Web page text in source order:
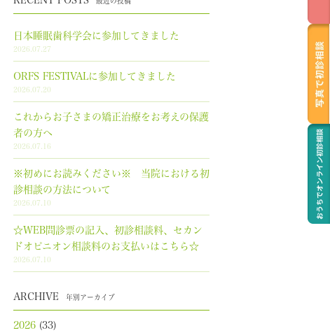
日本睡眠歯科学会に参加してきました
2026.07.27
ORFS FESTIVALに参加してきました
2026.07.20
これからお子さまの矯正治療をお考えの保護
者の方へ
2026.07.16
※初めにお読みください※ 当院における初
診相談の方法について
2026.07.10
☆WEB問診票の記入、初診相談料、セカン
ドオピニオン相談料のお支払いはこちら☆
2026.07.10
ARCHIVE 年別アーカイブ
2026 (33)